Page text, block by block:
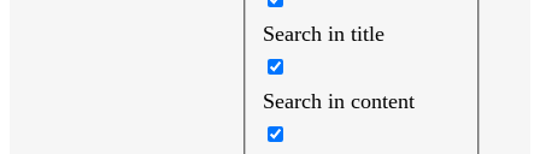
Search in title
Search in content